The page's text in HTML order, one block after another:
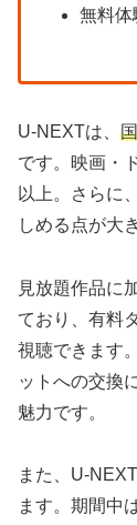
無料体
U-NEXTは、
です。映画・
以上。さらに
しめる点が大
見放題作品に
ており、有料
視聴できます
ットへの交換
魅力です。
また、U-
ます。期間中